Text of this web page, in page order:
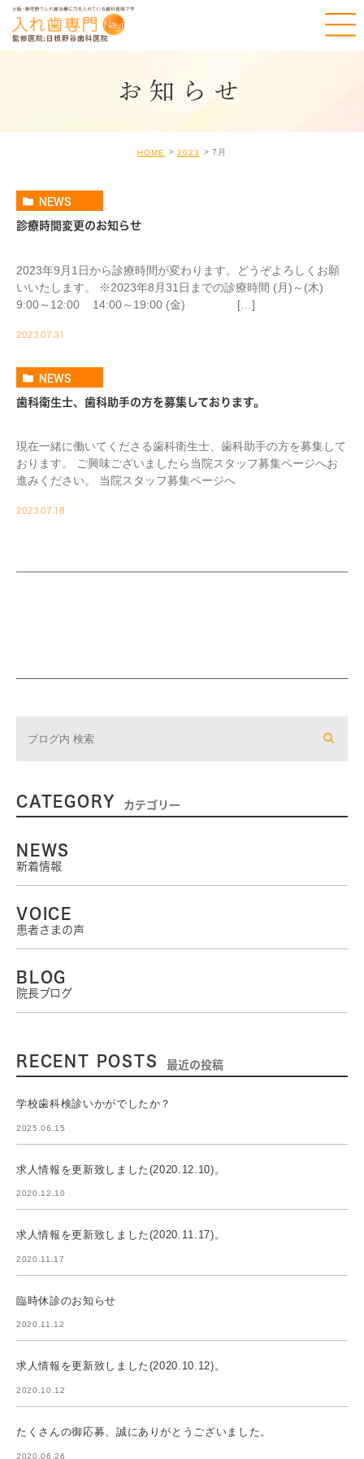
お知らせ
HOME 2023 7月
NEWS
診療時間変更のお知らせ
2023年9月1日から診療時間が変わります。どうぞよろしくお願
いいたします。 ※2023年8月31日までの診療時間 (月)～(木)
9:00～12:00 14:00～19:00 (金) […]
2023.07.31
NEWS
歯科衛生士、歯科助手の方を募集しております。
現在一緒に働いてくださる歯科衛生士、歯科助手の方を募集して
おります。 ご興味ございましたら当院スタッフ募集ページへお
進みください。 当院スタッフ募集ページへ
2023.07.18
CATEGORY カテゴリー
NEWS
新着情報
VOICE
患者さまの声
BLOG
院長ブログ
RECENT POSTS 最近の投稿
学校歯科検診いかがでしたか？
2025.06.15
求人情報を更新致しました(2020.12.10)。
2020.12.10
求人情報を更新致しました(2020.11.17)。
2020.11.17
臨時休診のお知らせ
2020.11.12
求人情報を更新致しました(2020.10.12)。
2020.10.12
たくさんの御応募、誠にありがとうございました。
2020.06.26